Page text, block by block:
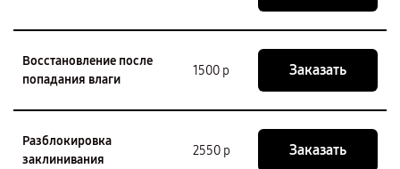
Восстановление после
попадания влаги
1500 р Заказать
Разблокировка
заклинивания
2550 р Заказать